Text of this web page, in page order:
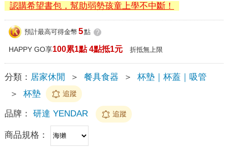
認購希望書包，幫助弱勢孩童上學不中斷！
預計最高可得金幣 5點 ?
HAPPY GO享100累1點 4點抵1元 折抵無上限
分類： 居家休閒 ＞ 餐具食器 ＞
杯墊｜杯蓋｜吸管
＞
杯墊 追蹤
品牌： 研達 YENDAR 追蹤
商品規格：